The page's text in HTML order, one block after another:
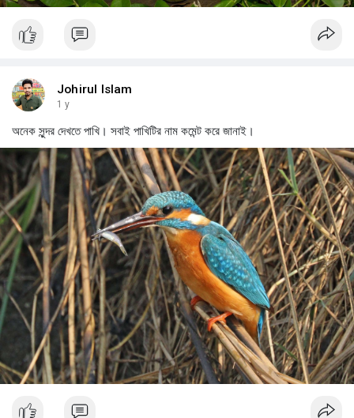
Johirul Islam
1 y
অনেক সুন্দর দেখতে পাখি। সবাই পাখিটির নাম কমেন্ট করে জানাই।